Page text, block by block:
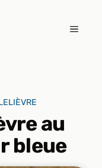
MENU
au
bleue